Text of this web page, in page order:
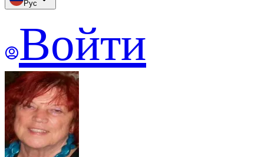
Рус
Войти